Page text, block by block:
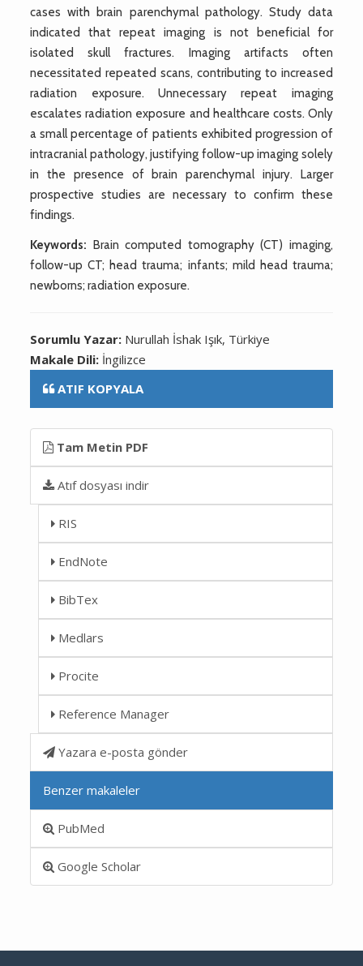
cases with brain parenchymal pathology. Study data
indicated that repeat imaging is not beneficial for
isolated skull fractures. Imaging artifacts often
necessitated repeated scans, contributing to increased
radiation exposure. Unnecessary repeat imaging
escalates radiation exposure and healthcare costs. Only
a small percentage of patients exhibited progression of
intracranial pathology, justifying follow-up imaging solely
in the presence of brain parenchymal injury. Larger
prospective studies are necessary to confirm these
findings.
Keywords: Brain computed tomography (CT) imaging,
follow-up CT; head trauma; infants; mild head trauma;
newborns; radiation exposure.
Sorumlu Yazar: Nurullah İshak Işık, Türkiye
Makale Dili: İngilizce
ATIF KOPYALA
Tam Metin PDF
Atıf dosyası indir
RIS
EndNote
BibTex
Medlars
Procite
Reference Manager
Yazara e-posta gönder
Benzer makaleler
PubMed
Google Scholar